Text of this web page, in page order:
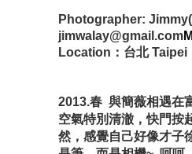
Photographer:
jimwalay@gmail.com
Location：台北 Taipei
2013.春 與簡薇相遇在
空氣特別清澈，快門按
然，感覺自己好像才子